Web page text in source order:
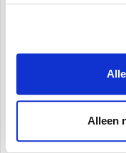
Alleen
Het bevat alle
een goed plan
U kunt het
Het is gratis!
Download de